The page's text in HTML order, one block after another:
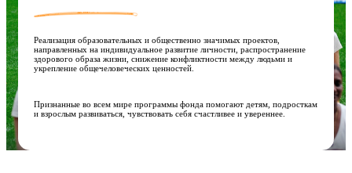
Реализация образовательных и общественно значимых проектов,
направленных на индивидуальное развитие личности, распространение
здорового образа жизни, снижение конфликтности между людьми и
укрепление общечеловеческих ценностей.
Признанные во всем мире программы фонда помогают детям, подросткам
и взрослым развиваться, чувствовать себя счастливее и увереннее.